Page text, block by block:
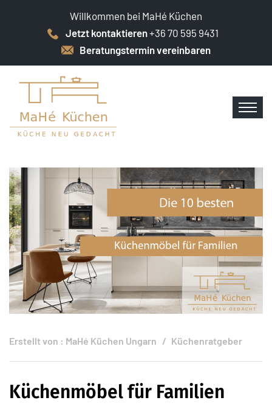
Willkommen bei MaHé Küchen
Jetzt kontaktieren+36 70 595 9431
Beratungstermin vereinbaren
Erstellt von : MaHé Küchen Ungarn Küchenratgeber
Küchenmöbel für Familien